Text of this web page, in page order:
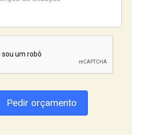
Pedir orçamento